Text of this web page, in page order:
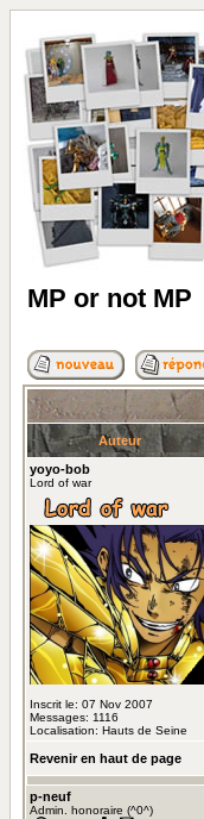
MP or not MP
Auteur
yoyo-bob
Lord of war
Inscrit le: 07 Nov 2007
Messages: 1116
Localisation: Hauts de Seine
Revenir en haut de page
p-neuf
Admin. honoraire (^0^)